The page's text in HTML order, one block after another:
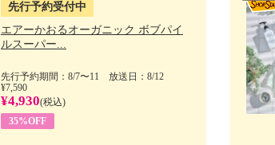
先行予約受付中
エアーかおるオーガニック ボブパイ
ルスーパー...
先行予約期間：8/7〜11 放送日：8/12
¥7,590
¥4,930(税込)
35%OFF